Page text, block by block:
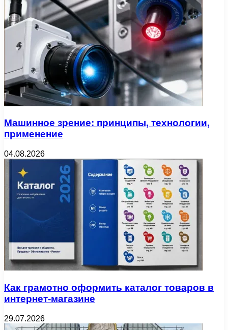
Машинное зрение: принципы, технологии,
применение
04.08.2026
Как грамотно оформить каталог товаров в
интернет-магазине
29.07.2026